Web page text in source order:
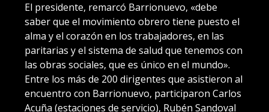
El presidente, remarcó Barrionuevo, «debe
saber que el movimiento obrero tiene puesto el
alma y el corazón en los trabajadores, en las
paritarias y el sistema de salud que tenemos con
las obras sociales, que es único en el mundo».
Entre los más de 200 dirigentes que asistieron al
encuentro con Barrionuevo, participaron Carlos
Acuña (estaciones de servicio), Rubén Sandoval